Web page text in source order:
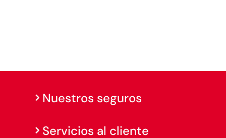
Nuestros seguros
Servicios al cliente